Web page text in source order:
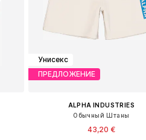
Унисекс
ПРЕДЛОЖЕНИЕ
ALPHA INDUSTRIES
Обычный Штаны
43,20 €